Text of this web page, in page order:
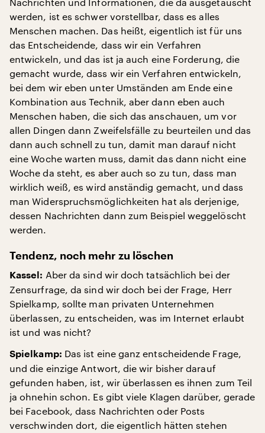
werden, ist es schwer vorstellbar, dass es alles
Menschen machen. Das heißt, eigentlich ist für uns
das Entscheidende, dass wir ein Verfahren
entwickeln, und das ist ja auch eine Forderung, die
gemacht wurde, dass wir ein Verfahren entwickeln,
bei dem wir eben unter Umständen am Ende eine
Kombination aus Technik, aber dann eben auch
Menschen haben, die sich das anschauen, um vor
allen Dingen dann Zweifelsfälle zu beurteilen und das
dann auch schnell zu tun, damit man darauf nicht
eine Woche warten muss, damit das dann nicht eine
Woche da steht, es aber auch so zu tun, dass man
wirklich weiß, es wird anständig gemacht, und dass
man Widerspruchsmöglichkeiten hat als derjenige,
dessen Nachrichten dann zum Beispiel weggelöscht
werden.
Tendenz, noch mehr zu löschen
Kassel: Aber da sind wir doch tatsächlich bei der
Zensurfrage, da sind wir doch bei der Frage, Herr
Spielkamp, sollte man privaten Unternehmen
überlassen, zu entscheiden, was im Internet erlaubt
ist und was nicht?
Spielkamp: Das ist eine ganz entscheidende Frage,
und die einzige Antwort, die wir bisher darauf
gefunden haben, ist, wir überlassen es ihnen zum Teil
ja ohnehin schon. Es gibt viele Klagen darüber, gerade
bei Facebook, dass Nachrichten oder Posts
verschwinden dort, die eigentlich hätten stehen